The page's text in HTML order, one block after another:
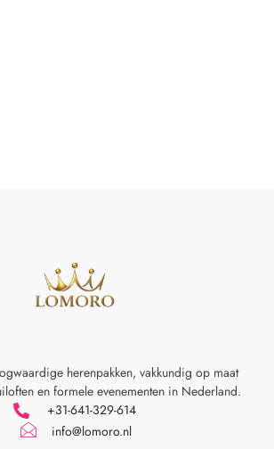
herenpakken, vakkundig op maat
en formele evenementen in Nederland.
+31-641-329-614
info@lomoro.nl